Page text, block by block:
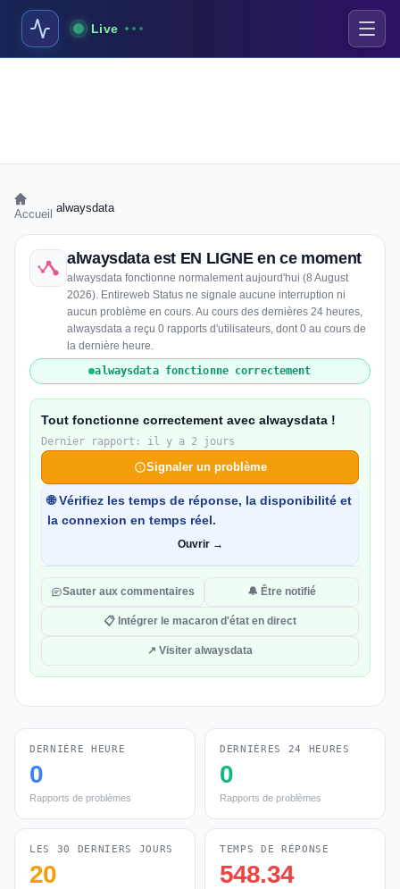
Live
Accueil alwaysdata
alwaysdata est EN LIGNE en ce moment
alwaysdata fonctionne normalement aujourd'hui (8 August
2026). Entireweb Status ne signale aucune interruption ni
aucun problème en cours. Au cours des dernières 24 heures,
alwaysdata a reçu 0 rapports d'utilisateurs, dont 0 au cours de
la dernière heure.
alwaysdata fonctionne correctement
Tout fonctionne correctement avec alwaysdata !
Dernier rapport: il y a 2 jours
Signaler un problème
🌐 Vérifiez les temps de réponse, la disponibilité et
la connexion en temps réel.
Ouvrir →
Sauter aux commentaires 🔔 Être notifié
📋 Intégrer le macaron d'état en direct
↗ Visiter alwaysdata
DERNIÈRE HEURE
0
Rapports de problèmes
DERNIÈRES 24 HEURES
0
Rapports de problèmes
LES 30 DERNIERS JOURS
20
TEMPS DE RÉPONSE
548.34